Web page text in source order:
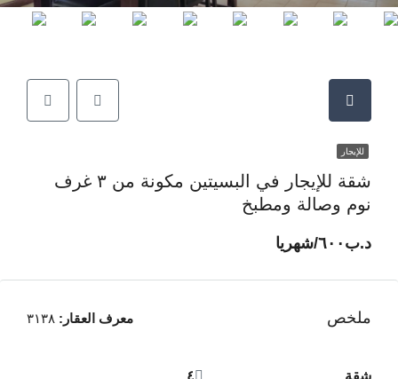
للإيجار
شقة للإيجار في البسيتين مكونة من ٣ غرف
نوم وصالة ومطبخ
د.ب‎٦٠٠/شهريا
ملخص معرف العقار:
شقة
٤